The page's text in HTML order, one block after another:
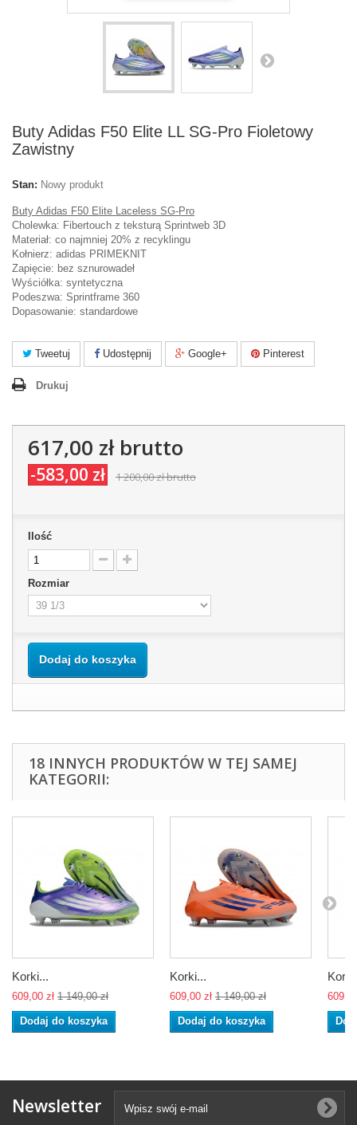
Buty Adidas F50 Elite LL SG-Pro Fioletowy
Zawistny
Stan: Nowy produkt
Buty Adidas F50 Elite Laceless SG-Pro
Cholewka: Fibertouch z teksturą Sprintweb 3D
Materiał: co najmniej 20% z recyklingu
Kołnierz: adidas PRIMEKNIT
Zapięcie: bez sznurowadeł
Wyściółka: syntetyczna
Podeszwa: Sprintframe 360
Dopasowanie: standardowe
Tweetuj Udostępnij Google+ Pinterest
Drukuj
617,00 złbrutto
-583,00 zł 1 200,00 złbrutto
Ilość
Rozmiar
Dodaj do koszyka
18 INNYCH PRODUKTÓW W TEJ SAMEJ
KATEGORII:
Korki...
609,00 zł 1 149,00 zł
Dodaj do koszyka
Korki...
609,00 zł 1 149,00 zł
Dodaj do koszyka
Newsletter